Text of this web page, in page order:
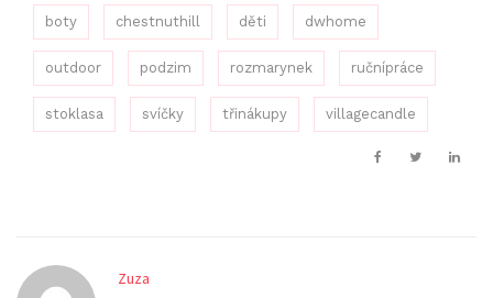
boty chestnuthill děti dwhome
outdoor podzim rozmarynek ručnípráce
stoklasa svíčky třinákupy villagecandle
Zuza